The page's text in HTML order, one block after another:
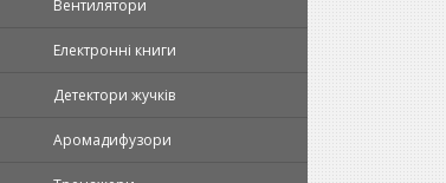
Вентилятори
Електронні книги
Детектори жучків
Аромадифузори